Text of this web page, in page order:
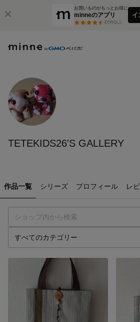
お買いものがもっとお得に
minneのアプリ
3万件以上
イ
TETEKIDS26'S GALLERY
作品一覧 シリーズ プロフィール レ